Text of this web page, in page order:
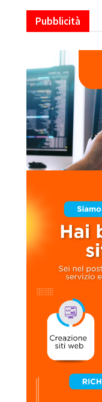
Pubblicità